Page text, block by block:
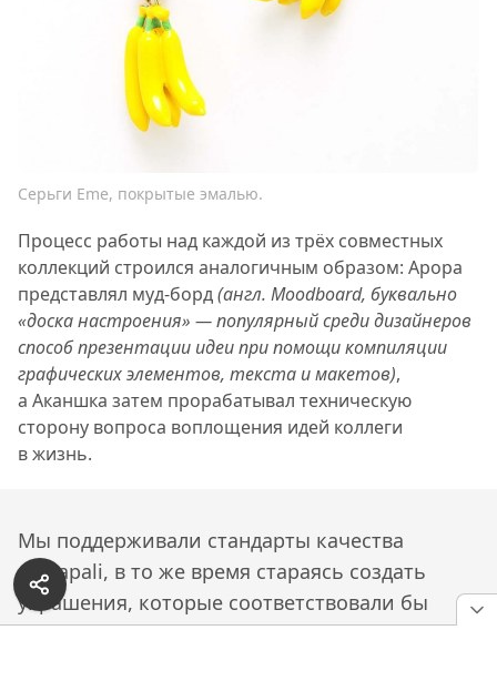
Серьги Eme, покрытые эмалью.
Процесс работы над каждой из трёх совместных
коллекций строился аналогичным образом: Арора
представлял муд-борд(англ. Moodboard, буквально
«доска настроения» — популярный среди дизайнеров
способ презентации идеи при помощи компиляции
графических элементов, текста и макетов),
а Аканшка затем прорабатывал техническую
сторону вопроса воплощения идей коллеги
в жизнь.
Мы поддерживали стандарты качества
Amrapali, в то же время стараясь создать
украшения, которые соответствовали бы
тонкому дизайнерскому вкусу Ароры.